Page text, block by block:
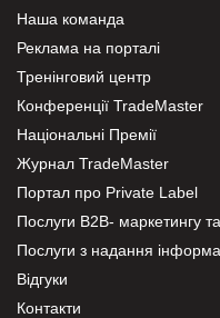
Наша команда
Реклама на порталі
Тренінговий центр
Конференції TradeMaster
Національні Премії
Журнал TradeMaster
Портал про Private Label
Послуги В2В- маркетингу та
Послуги з надання
Відгуки
Контакти